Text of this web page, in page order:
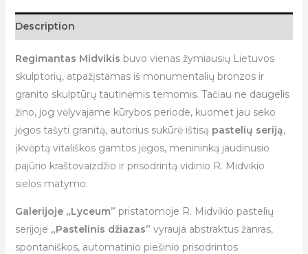
Description
Regimantas Midvikis buvo vienas žymiausių Lietuvos
skulptorių, atpažįstamas iš monumentalių bronzos ir
granito skulptūrų tautinėmis temomis. Tačiau ne daugelis
žino, jog vėlyvajame kūrybos periode, kuomet jau seko
jėgos tašyti granitą, autorius sukūrė ištisą pastelių seriją,
įkvėptą vitališkos gamtos jėgos, menininką jaudinusio
pajūrio kraštovaizdžio ir prisodrintą vidinio R. Midvikio
sielos matymo.
Galerijoje „Lyceum” pristatomoje R. Midvikio pastelių
serijoje „Pastelinis džiazas” vyrauja abstraktus žanras,
spontaniškos, automatinio piešinio prisodrintos